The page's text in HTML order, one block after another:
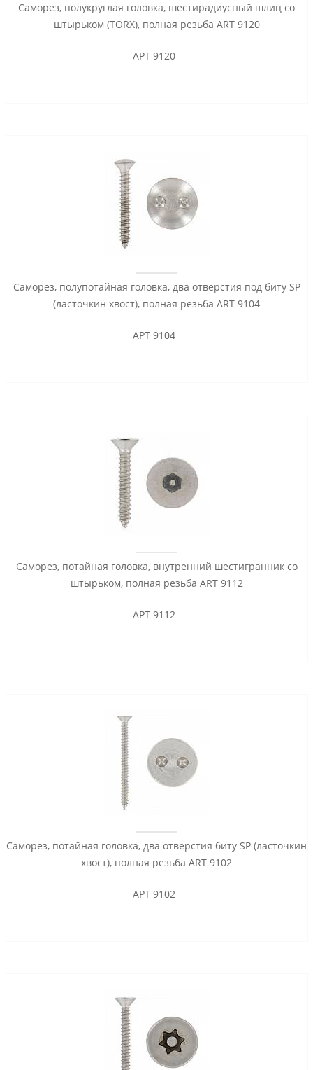
Саморез, полукруглая головка, шестирадиусный шлиц со
штырьком (TORX), полная резьба ART 9120
АРТ 9120
Саморез, полупотайная головка, два отверстия под биту SP
(ласточкин хвост), полная резьба ART 9104
АРТ 9104
Саморез, потайная головка, внутренний шестигранник со
штырьком, полная резьба ART 9112
АРТ 9112
Саморез, потайная головка, два отверстия биту SP (ласточкин
хвост), полная резьба ART 9102
АРТ 9102